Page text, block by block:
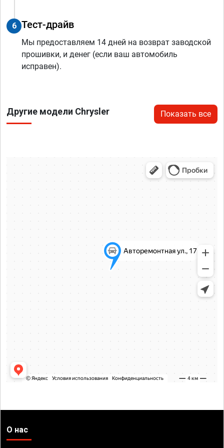
6 Тест-драйв
Мы предоставляем 14 дней на возврат заводской
прошивки, и денег (если ваш автомобиль
исправен).
Другие модели Chrysler Показать все
О нас